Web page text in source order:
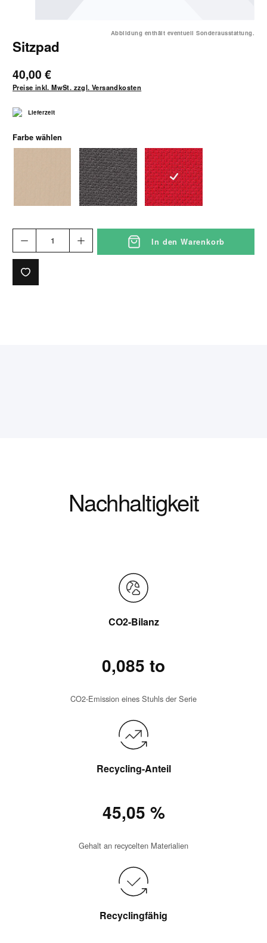
Abbildung enthält eventuell Sonderausstattung.
Sitzpad
40,00 €
Preise inkl. MwSt. zzgl. Versandkosten
Lieferzeit
Farbe wählen
1046 grau-schwarz 1047 rot
In den Warenkorb
Nachhaltigkeit
CO2-Bilanz
0,085 to
CO2-Emission eines Stuhls der Serie
Recycling-Anteil
45,05 %
Gehalt an recycelten Materialien
Recyclingfähig